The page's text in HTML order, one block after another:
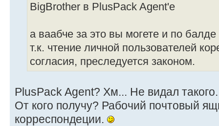
BigBrother в PlusPack Agent'е
а ваабче за это вы могете и по
т.к. чтение личной пользователей
согласия, преследуется законом.
PlusPack Agent? Хм... Не видал
От кого получу? Рабочий почтовый
корреспондеции.